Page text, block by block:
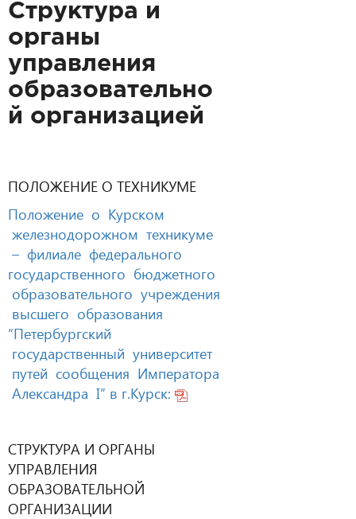
Структура и
органы
управления
образовательно
й организацией
ПОЛОЖЕНИЕ О ТЕХНИКУМЕ
Положение о Курском
железнодорожном техникуме
– филиале федерального
государственного бюджетного
образовательного учреждения
высшего образования
“Петербургский
государственный университет
путей сообщения Императора
Александра I” в г.Курск:
СТРУКТУРА И ОРГАНЫ
УПРАВЛЕНИЯ
ОБРАЗОВАТЕЛЬНОЙ
ОРГАНИЗАЦИИ